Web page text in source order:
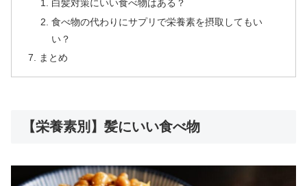
白髪対策にいい食べ物はある？
食べ物の代わりにサプリで栄養素を摂取してもい
い？
まとめ
【栄養素別】髪にいい食べ物